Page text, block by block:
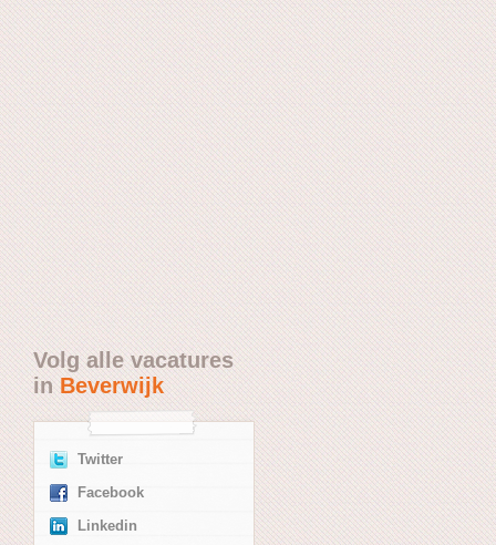
Volg alle vacatures
inBeverwijk
Twitter
Facebook
Linkedin